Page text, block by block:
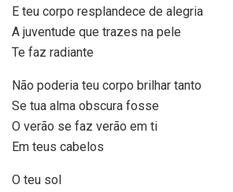
E teu corpo resplandece de alegria
A juventude que trazes na pele
Te faz radiante
Não poderia teu corpo brilhar tanto
Se tua alma obscura fosse
O verão se faz verão em ti
Em teus cabelos
O teu sol